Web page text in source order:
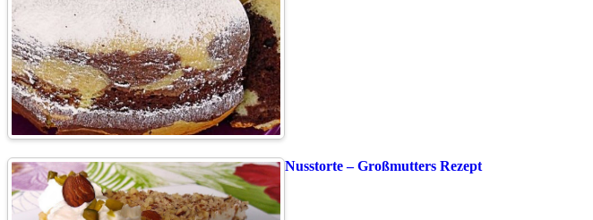
Nusstorte – Großmutters Rezept